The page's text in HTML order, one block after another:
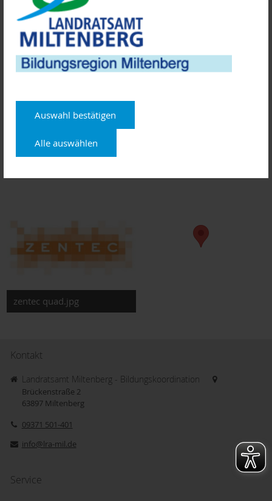
Auswahl bestätigen
Alle auswählen
Telefon: 06022 26-1110
E-Mail: wotschak@zentec.de
Anmeldeschluss: 17. August 2020
www.aktivsenioren.de
Kitzingen,
zentec quad.jpg
Kontakt
Landratsamt Miltenberg - Bildungskoordination
Brückenstraße 2
63897 Miltenberg
09371 501-401
info@lra-mil.de
Service